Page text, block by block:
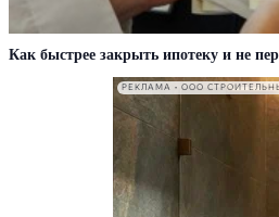
Как быстрее закрыть ипотеку и не